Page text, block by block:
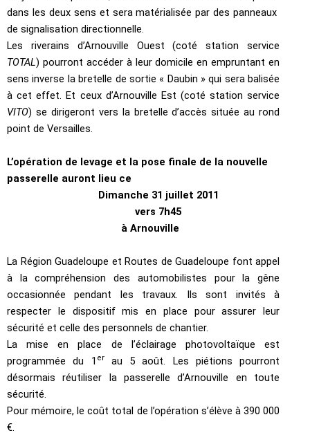
dans les deux sens et sera matérialisée par des panneaux
de signalisation directionnelle.
Les riverains d’Arnouville Ouest (coté station service
TOTAL) pourront accéder à leur domicile en empruntant en
sens inverse la bretelle de sortie « Daubin » qui sera balisée
à cet effet. Et ceux d’Arnouville Est (coté station service
VITO) se dirigeront vers la bretelle d’accès située au rond
point de Versailles.
L’opération de levage et la pose finale de la nouvelle
passerelle auront lieu ce
Dimanche 31 juillet 2011
vers 7h45
à Arnouville
La Région Guadeloupe et Routes de Guadeloupe font appel
à la compréhension des automobilistes pour la gêne
occasionnée pendant les travaux. Ils sont invités à
respecter le dispositif mis en place pour assurer leur
sécurité et celle des personnels de chantier.
La mise en place de l’éclairage photovoltaïque est
programmée du 1 erau 5 août. Les piétions pourront
désormais réutiliser la passerelle d’Arnouville en toute
sécurité.
Pour mémoire, le coût total de l’opération s’élève à 390 000
€.